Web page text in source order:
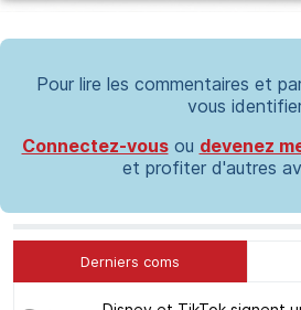
Pour lire les commentaires et
vous
Connectez-vousou devenez
et profiter d'autres
Derniers coms